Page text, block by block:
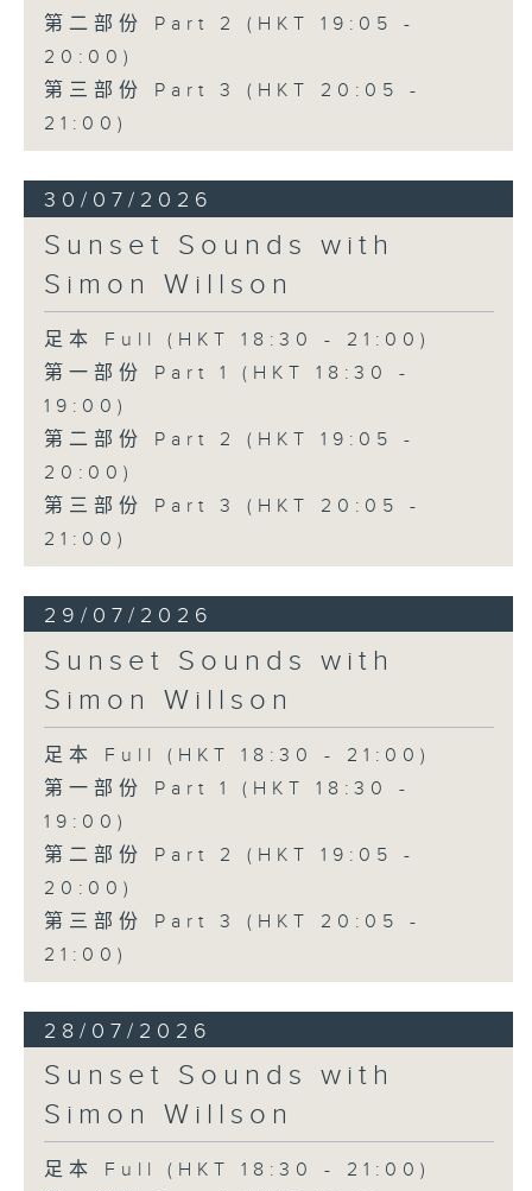
第二部份 Part 2 (HKT 19:05 -
20:00)
第三部份 Part 3 (HKT 20:05 -
21:00)
30/07/2026
Sunset Sounds with
Simon Willson
足本 Full (HKT 18:30 - 21:00)
第一部份 Part 1 (HKT 18:30 -
19:00)
第二部份 Part 2 (HKT 19:05 -
20:00)
第三部份 Part 3 (HKT 20:05 -
21:00)
29/07/2026
Sunset Sounds with
Simon Willson
足本 Full (HKT 18:30 - 21:00)
第一部份 Part 1 (HKT 18:30 -
19:00)
第二部份 Part 2 (HKT 19:05 -
20:00)
第三部份 Part 3 (HKT 20:05 -
21:00)
28/07/2026
Sunset Sounds with
Simon Willson
足本 Full (HKT 18:30 - 21:00)